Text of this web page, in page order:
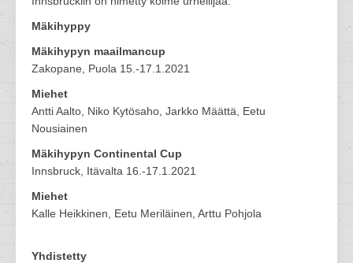
Mäkihyppy
Mäkihypyn maailmancup
Zakopane, Puola 15.-17.1.2021
Miehet
Antti Aalto, Niko Kytösaho, Jarkko Määttä, Eetu
Nousiainen
Mäkihypyn Continental Cup
Innsbruck, Itävalta 16.-17.1.2021
Miehet
Kalle Heikkinen, Eetu Meriläinen, Arttu Pohjola
Yhdistetty